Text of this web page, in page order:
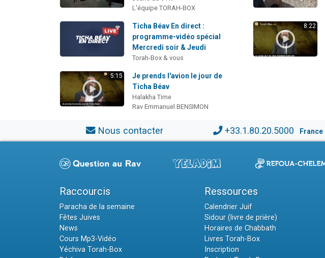
L'équipe TORAH-BOX
Ticha Béav En direct :
programme-vidéo spécial
Mercredi soir & Jeudi
Torah-Box & vous
8:22
5:15
Je prends l'avion le jour de
Ticha Béav
Halakha Time
Rav Emmanuel BENSIMON
Nous contacter +33.1.80.20.5000 France
Raccourcis
Paracha de la semaine
Fêtes Juives
News
Cours Mp3-Vidéo
Yéchiva Torah-Box
Ressources
Calendrier Juif
Sidour (livre de prière)
Horaires de Chabbath
Livres Torah-Box
Inscription